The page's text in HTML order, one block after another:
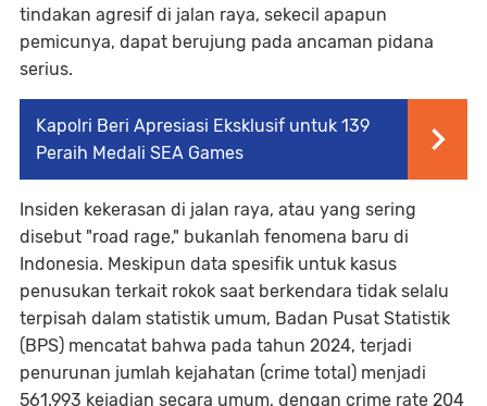
tindakan agresif di jalan raya, sekecil apapun
pemicunya, dapat berujung pada ancaman pidana
serius.
Kapolri Beri Apresiasi Eksklusif untuk 139
Peraih Medali SEA Games
Insiden kekerasan di jalan raya, atau yang sering
disebut "road rage," bukanlah fenomena baru di
Indonesia. Meskipun data spesifik untuk kasus
penusukan terkait rokok saat berkendara tidak selalu
terpisah dalam statistik umum, Badan Pusat Statistik
(BPS) mencatat bahwa pada tahun 2024, terjadi
penurunan jumlah kejahatan (crime total) menjadi
561.993 kejadian secara umum, dengan crime rate 204